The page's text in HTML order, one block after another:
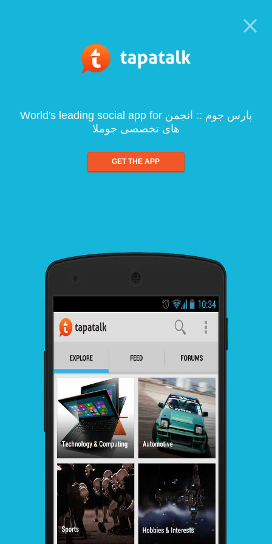
World's leading social app for پارس جوم :: انجمن
های تخصصی جوملا
GET THE APP